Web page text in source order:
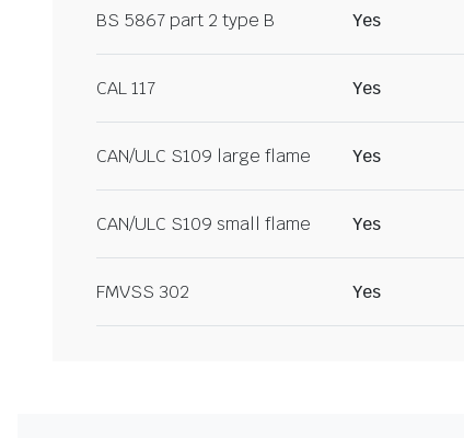
BS 5867 part 2 type B Yes
CAL 117 Yes
CAN/ULC S109 large flame Yes
CAN/ULC S109 small flame Yes
FMVSS 302 Yes